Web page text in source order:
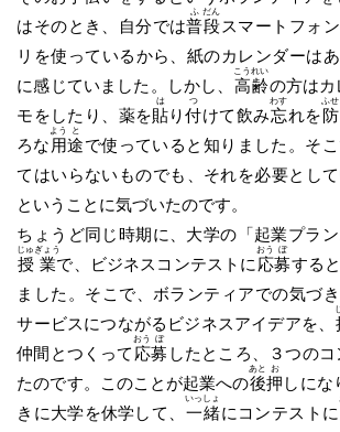
はそのとき、自分では普
ふ
段
だん
スマートフォ
リを使っているから、紙のカレンダーは
に感じていました。しかし、 高
こう
齢
れい
の方はカ
モをしたり、薬を貼
は
り付
つ
けて飲み忘
わす
れを防
ふせ
ろな 用
よう
途
と
で使っていると知りました。そ
てはいらないものでも、それを必要とし
ということに気づいたのです。
ちょうど同じ時期に、大学の「起業プラ
授
じゅ
業
ぎょう
で、ビジネスコンテストに 応
おう
募
ぼ
する
ました。そこで、ボランティアでの気づ
サービスにつながるビジネスアイデアを、
仲間とつくって 応
おう
募
ぼ
したところ、３つの
たのです。このことが起業への後
あと
押
お
しにな
きに大学を休学して、 一
いっ
緒
しょ
にコンテストに